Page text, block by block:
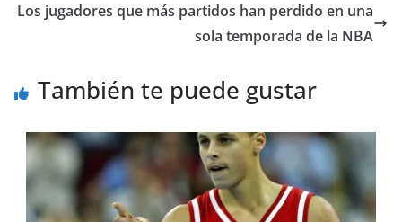
Los jugadores que más partidos han perdido en una
sola temporada de la NBA
También te puede gustar